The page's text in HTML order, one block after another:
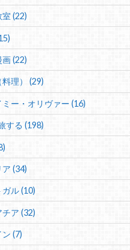
(22)
(22)
理） (29)
ミー・オリヴァー (16)
する (198)
(34)
ル (10)
ア (32)
ン (7)